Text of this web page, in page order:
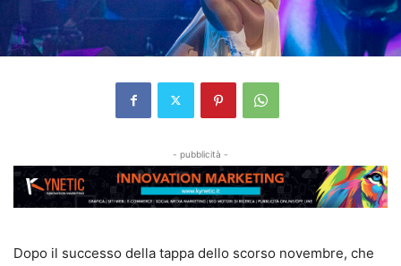
- pubblicità -
Dopo il successo della tappa dello scorso novembre, che